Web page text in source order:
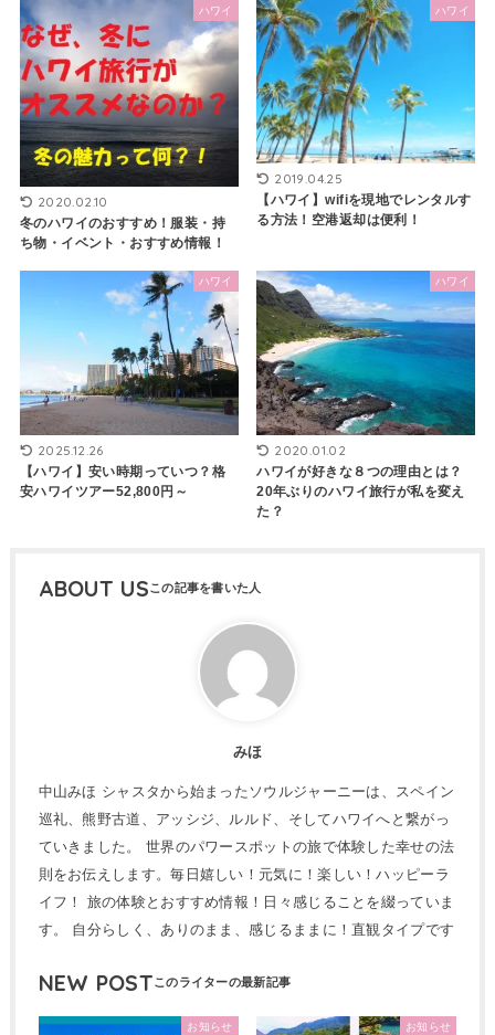
ハワイ
2020.02.10
冬のハワイのおすすめ！服装・持
ち物・イベント・おすすめ情報！
ハワイ
2019.04.25
【ハワイ】wifiを現地でレンタルす
る方法！空港返却は便利！
ハワイ
2025.12.26
【ハワイ】安い時期っていつ？格
安ハワイツアー52,800円～
ハワイ
2020.01.02
ハワイが好きな８つの理由とは？
20年ぶりのハワイ旅行が私を変え
た？
ABOUT US
みほ
中山みほ シャスタから始まったソウルジャーニーは、スペイン
巡礼、熊野古道、アッシジ、ルルド、そしてハワイへと繋がっ
ていきました。 世界のパワースポットの旅で体験した幸せの法
則をお伝えします。毎日嬉しい！元気に！楽しい！ハッピーラ
イフ！ 旅の体験とおすすめ情報！日々感じることを綴っていま
す。 自分らしく、ありのまま、感じるままに！直観タイプです
NEW POST
お知らせ お知らせ